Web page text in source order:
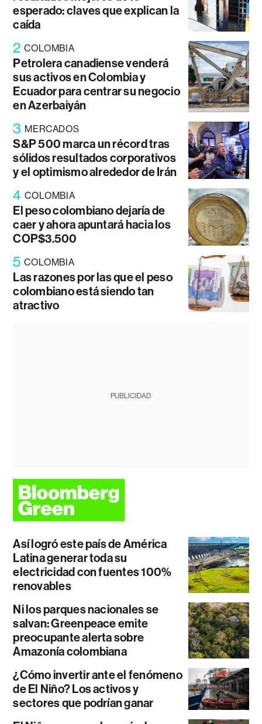
esperado: claves que explican la
caída
2 COLOMBIA
Petrolera canadiense venderá
sus activos en Colombia y
Ecuador para centrar su negocio
en Azerbaiyán
3 MERCADOS
S&P 500 marca un récord tras
sólidos resultados corporativos
y el optimismo alrededor de Irán
4 COLOMBIA
El peso colombiano dejaría de
caer y ahora apuntará hacia los
COP$3.500
5 COLOMBIA
Las razones por las que el peso
colombiano está siendo tan
atractivo
PUBLICIDAD
Así logró este país de América
Latina generar toda su
electricidad con fuentes 100%
renovables
Ni los parques nacionales se
salvan: Greenpeace emite
preocupante alerta sobre
Amazonía colombiana
¿Cómo invertir ante el fenómeno
de El Niño? Los activos y
sectores que podrían ganar